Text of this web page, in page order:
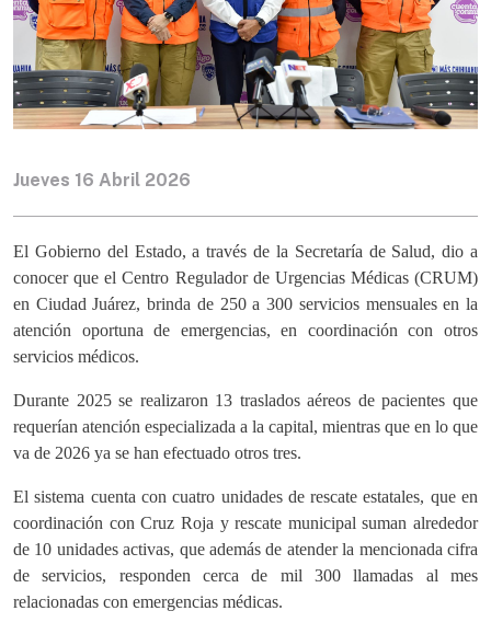
Jueves 16 Abril 2026
El Gobierno del Estado, a través de la Secretaría de Salud, dio a
conocer que el Centro Regulador de Urgencias Médicas (CRUM)
en Ciudad Juárez, brinda de 250 a 300 servicios mensuales en la
atención oportuna de emergencias, en coordinación con otros
servicios médicos.
Durante 2025 se realizaron 13 traslados aéreos de pacientes que
requerían atención especializada a la capital, mientras que en lo que
va de 2026 ya se han efectuado otros tres.
El sistema cuenta con cuatro unidades de rescate estatales, que en
coordinación con Cruz Roja y rescate municipal suman alrededor
de 10 unidades activas, que además de atender la mencionada cifra
de servicios, responden cerca de mil 300 llamadas al mes
relacionadas con emergencias médicas.